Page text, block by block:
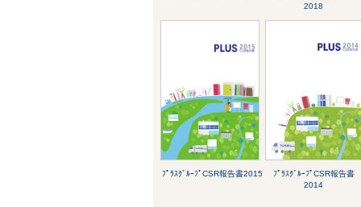
2018
ﾌﾟﾗｽｸﾞﾙｰﾌﾟCSR報告書2015
ﾌﾟﾗｽｸﾞﾙｰﾌﾟCSR報告書
2014